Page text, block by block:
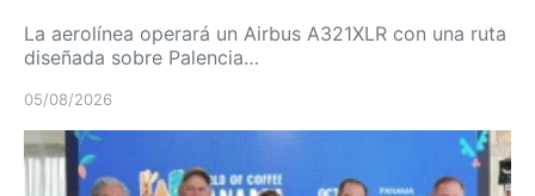
La aerolínea operará un Airbus A321XLR con una ruta
diseñada sobre Palencia…
05/08/2026